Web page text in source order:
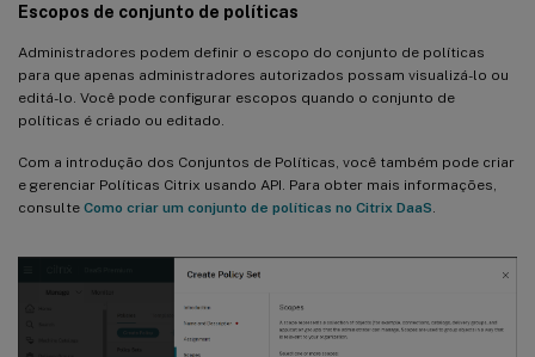
Escopos de conjunto de políticas
Administradores podem definir o escopo do conjunto de políticas
para que apenas administradores autorizados possam visualizá-lo ou
editá-lo. Você pode configurar escopos quando o conjunto de
políticas é criado ou editado.
Com a introdução dos Conjuntos de Políticas, você também pode criar
e gerenciar Políticas Citrix usando API. Para obter mais informações,
consulte Como criar um conjunto de políticas no Citrix DaaS